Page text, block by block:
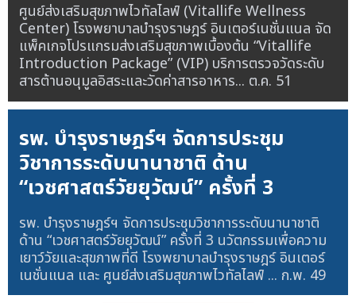
ศูนย์ส่งเสริมสุขภาพไวทัลไลฟ์ (Vitallife Wellness
Center) โรงพยาบาลบำรุงราษฎร์ อินเตอร์เนชั่นแนล จัด
แพ็คเกจโปรแกรมส่งเสริมสุขภาพเบื้องต้น “Vitallife
Introduction Package” (VIP) บริการตรวจวัดระดับ
สารต้านอนุมูลอิสระและวัดค่าสารอาหาร... ต.ค. 51
รพ. บำรุงราษฎร์ฯ จัดการประชุม
วิชาการระดับนานาชาติ ด้าน
“เวชศาสตร์วัยยุวัฒน์” ครั้งที่ 3
รพ. บำรุงราษฎร์ฯ จัดการประชุมวิชาการระดับนานาชาติ
ด้าน “เวชศาสตร์วัยยุวัฒน์” ครั้งที่ 3 นวัตกรรมเพื่อความ
เยาว์วัยและสุขภาพที่ดี โรงพยาบาลบำรุงราษฎร์ อินเตอร์
เนชั่นแนล และ ศูนย์ส่งเสริมสุขภาพไวทัลไลฟ์ ... ก.พ. 49